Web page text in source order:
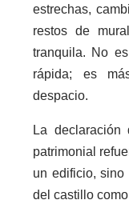
estrechas,
restos de
tranquila. No
rápida; es
despacio.
La declaración
patrimonial
un edificio, sino
del castillo